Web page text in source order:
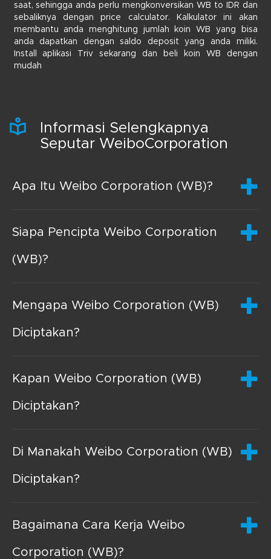
saat, sehingga anda perlu mengkonversikan WB to IDR dan
sebaliknya dengan price calculator. Kalkulator ini akan
membantu anda menghitung jumlah koin WB yang bisa
anda dapatkan dengan saldo deposit yang anda miliki.
Install aplikasi Triv sekarang dan beli koin WB dengan
mudah
Informasi Selengkapnya
Seputar WeiboCorporation
Apa Itu Weibo Corporation (WB)?
Siapa Pencipta Weibo Corporation
(WB)?
Mengapa Weibo Corporation (WB)
Diciptakan?
Kapan Weibo Corporation (WB)
Diciptakan?
Di Manakah Weibo Corporation (WB)
Diciptakan?
Bagaimana Cara Kerja Weibo
Corporation (WB)?